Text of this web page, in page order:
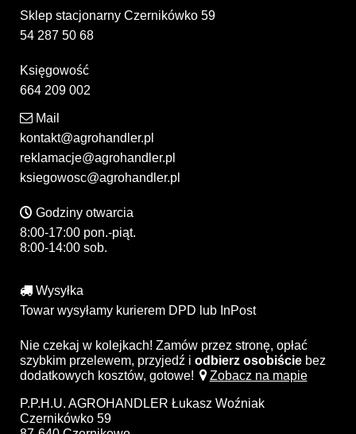
Sklep stacjonarny Czernikówko 59
54 287 50 68
Księgowość
664 209 002
Mail
kontakt@agrohandler.pl
reklamacje@agrohandler.pl
ksiegowosc@agrohandler.pl
Godziny otwarcia
8:00-17:00 pon.-piąt.
8:00-14:00 sob.
Wysyłka
Towar wysyłamy kurierem DPD lub InPost
Nie czekaj w kolejkach! Zamów przez stronę, opłać
szybkim przelewem, przyjedź i odbierz osobiście bez
dodatkowych kosztów, gotowe!
Zobacz na mapie
P.P.H.U. AGROHANDLER Łukasz Woźniak
Czernikówko 59